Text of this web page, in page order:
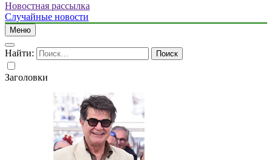
Новостная рассылка
Случайные новости
Меню
Найти:
Заголовки